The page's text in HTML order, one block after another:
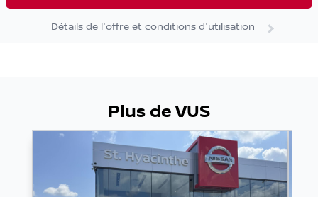
Détails de l'offre et conditions d'utilisation
Plus de VUS